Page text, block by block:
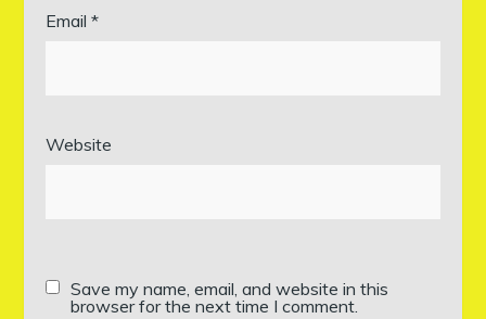
Email*
Website
Save my name, email, and website in this
browser for the next time I comment.